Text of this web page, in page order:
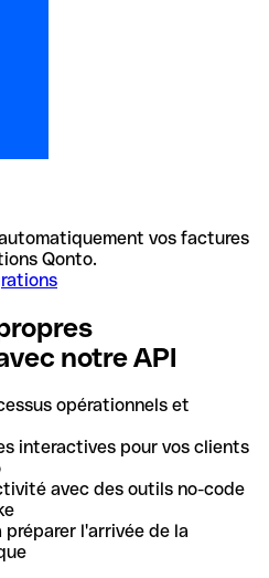
vos factures
Qonto.
notre API
opérationnels et
interactives pour vos clients
avec des outils no-code
préparer l'arrivée de la